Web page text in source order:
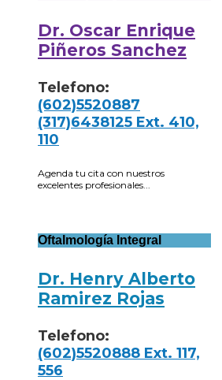
Dr. Oscar Enrique
Piñeros Sanchez
Telefono:
(602)5520887
(317)6438125 Ext. 410,
110
Agenda tu cita con nuestros
excelentes profesionales...
Oftalmología Integral
Dr. Henry Alberto
Ramirez Rojas
Telefono:
(602)5520888 Ext. 117,
556